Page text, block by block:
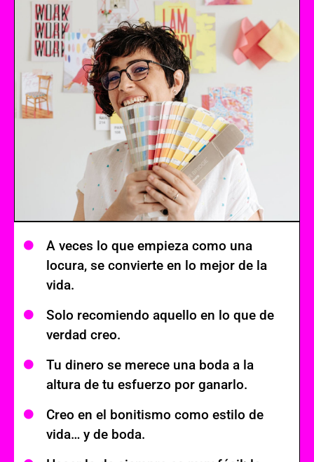
A veces lo que empieza como una
locura, se convierte en lo mejor de la
vida.
Solo recomiendo aquello en lo que de
verdad creo.
Tu dinero se merece una boda a la
altura de tu esfuerzo por ganarlo.
Creo en el bonitismo como estilo de
vida… y de boda.